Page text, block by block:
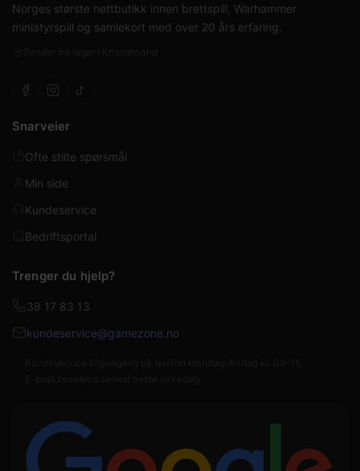
Norges største nettbutikk innen brettspill, Warhammer
miniatyrspill og samlekort med over 20 års erfaring.
Snarveier
Ofte stilte spørsmål
Min side
Kundeservice
Bedriftsportal
Trenger du hjelp?
38 17 83 13
kundeservice@gamezone.no